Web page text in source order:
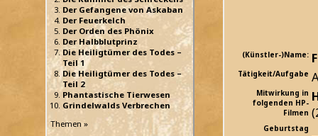
Der Gefangene von Askaban
Der Feuerkelch
Der Orden des Phönix
Der Halbblutprinz
Die Heiligtümer des Todes –
Teil 1
Die Heiligtümer des Todes –
Teil 2
Phantastische Tierwesen
Grindelwalds Verbrechen
Themen »
(Künstler-)Name:
Tätigkeit/Aufgabe
Mitwirkung in
folgenden HP-
Filmen
Geburtstag